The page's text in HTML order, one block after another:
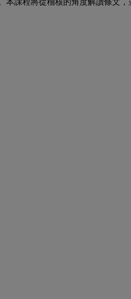
課程將從稽核的角度解讀條文